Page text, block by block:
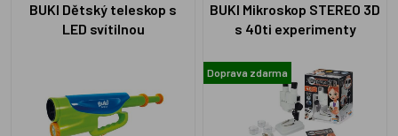
BUKI Dětský teleskop s
LED svítilnou
BUKI Mikroskop STEREO 3D
s 40ti experimenty
Doprava zdarma